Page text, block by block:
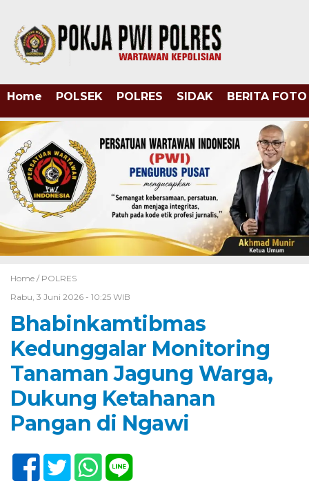
Home POLSEK POLRES SIDAK BERITA FOTO
Home / POLRES
Rabu, 3 Juni 2026 - 10:25 WIB
Bhabinkamtibmas
Kedunggalar Monitoring
Tanaman Jagung Warga,
Dukung Ketahanan
Pangan di Ngawi